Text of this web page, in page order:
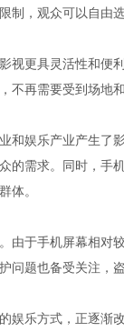
制，观众可以自由
视更具灵活性和便
不再需要受到场地
和娱乐产业产生了
的需求。同时，手
体。
由于手机屏幕相对
问题也备受关注，
娱乐方式，正逐渐